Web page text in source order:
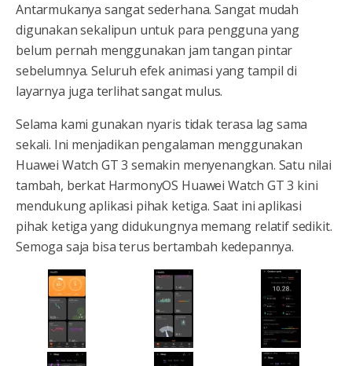
Antarmukanya sangat sederhana. Sangat mudah
digunakan sekalipun untuk para pengguna yang
belum pernah menggunakan jam tangan pintar
sebelumnya. Seluruh efek animasi yang tampil di
layarnya juga terlihat sangat mulus.
Selama kami gunakan nyaris tidak terasa lag sama
sekali. Ini menjadikan pengalaman menggunakan
Huawei Watch GT 3 semakin menyenangkan. Satu nilai
tambah, berkat HarmonyOS Huawei Watch GT 3 kini
mendukung aplikasi pihak ketiga. Saat ini aplikasi
pihak ketiga yang didukungnya memang relatif sedikit.
Semoga saja bisa terus bertambah kedepannya.